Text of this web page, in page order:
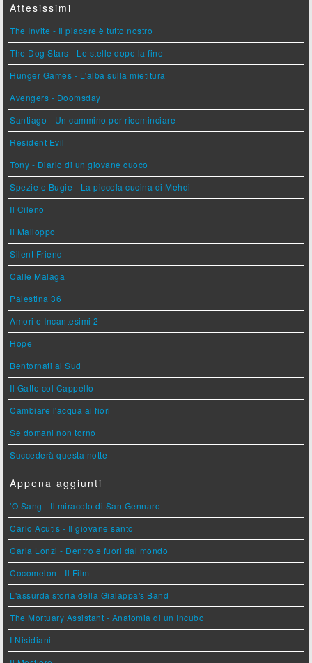
Attesissimi
The Invite - Il piacere è tutto nostro
The Dog Stars - Le stelle dopo la fine
Hunger Games - L'alba sulla mietitura
Avengers - Doomsday
Santiago - Un cammino per ricominciare
Resident Evil
Tony - Diario di un giovane cuoco
Spezie e Bugie - La piccola cucina di Mehdi
Il Cileno
Il Malloppo
Silent Friend
Calle Malaga
Palestina 36
Amori e Incantesimi 2
Hope
Bentornati al Sud
Il Gatto col Cappello
Cambiare l'acqua ai fiori
Se domani non torno
Succederà questa notte
Appena aggiunti
'O Sang - Il miracolo di San Gennaro
Carlo Acutis - Il giovane santo
Carla Lonzi - Dentro e fuori dal mondo
Cocomelon - Il Film
L'assurda storia della Gialappa's Band
The Mortuary Assistant - Anatomia di un Incubo
I Nisidiani